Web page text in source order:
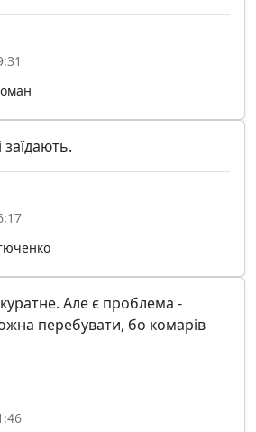
Але є проблема -
перебувати, бо комарів